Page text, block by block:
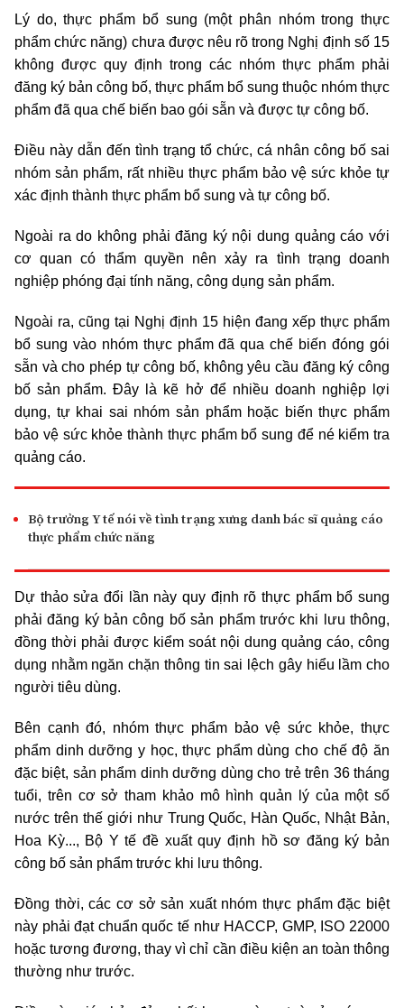
Lý do, thực phẩm bổ sung (một phân nhóm trong thực
phẩm chức năng) chưa được nêu rõ trong Nghị định số 15
không được quy định trong các nhóm thực phẩm phải
đăng ký bản công bố, thực phẩm bổ sung thuộc nhóm thực
phẩm đã qua chế biến bao gói sẵn và được tự công bố.
Điều này dẫn đến tình trạng tổ chức, cá nhân công bố sai
nhóm sản phẩm, rất nhiều thực phẩm bảo vệ sức khỏe tự
xác định thành thực phẩm bổ sung và tự công bố.
Ngoài ra do không phải đăng ký nội dung quảng cáo với
cơ quan có thẩm quyền nên xảy ra tình trạng doanh
nghiệp phóng đại tính năng, công dụng sản phẩm.
Ngoài ra, cũng tại Nghị định 15 hiện đang xếp thực phẩm
bổ sung vào nhóm thực phẩm đã qua chế biến đóng gói
sẵn và cho phép tự công bố, không yêu cầu đăng ký công
bố sản phẩm. Đây là kẽ hở để nhiều doanh nghiệp lợi
dụng, tự khai sai nhóm sản phẩm hoặc biến thực phẩm
bảo vệ sức khỏe thành thực phẩm bổ sung để né kiểm tra
quảng cáo.
Bộ trưởng Y tế nói về tình trạng xưng danh bác sĩ quảng cáo
thực phẩm chức năng
Dự thảo sửa đổi lần này quy định rõ thực phẩm bổ sung
phải đăng ký bản công bố sản phẩm trước khi lưu thông,
đồng thời phải được kiểm soát nội dung quảng cáo, công
dụng nhằm ngăn chặn thông tin sai lệch gây hiểu lầm cho
người tiêu dùng.
Bên cạnh đó, nhóm thực phẩm bảo vệ sức khỏe, thực
phẩm dinh dưỡng y học, thực phẩm dùng cho chế độ ăn
đặc biệt, sản phẩm dinh dưỡng dùng cho trẻ trên 36 tháng
tuổi, trên cơ sở tham khảo mô hình quản lý của một số
nước trên thế giới như Trung Quốc, Hàn Quốc, Nhật Bản,
Hoa Kỳ..., Bộ Y tế đề xuất quy định hồ sơ đăng ký bản
công bố sản phẩm trước khi lưu thông.
Đồng thời, các cơ sở sản xuất nhóm thực phẩm đặc biệt
này phải đạt chuẩn quốc tế như HACCP, GMP, ISO 22000
hoặc tương đương, thay vì chỉ cần điều kiện an toàn thông
thường như trước.